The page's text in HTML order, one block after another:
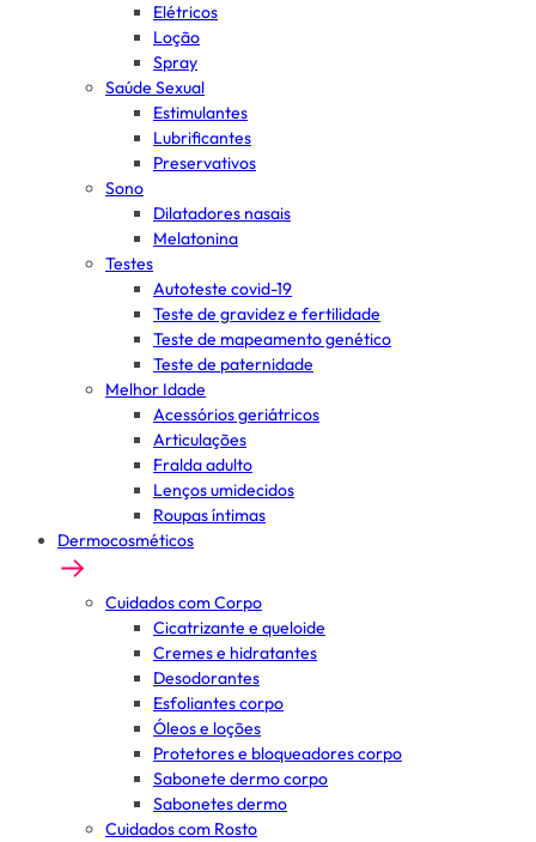
Elétricos
Loção
Spray
Saúde Sexual
Estimulantes
Lubrificantes
Preservativos
Sono
Dilatadores nasais
Melatonina
Testes
Autoteste covid-19
Teste de gravidez e fertilidade
Teste de mapeamento genético
Teste de paternidade
Melhor Idade
Acessórios geriátricos
Articulações
Fralda adulto
Lenços umidecidos
Roupas íntimas
Dermocosméticos
Cuidados com Corpo
Cicatrizante e queloide
Cremes e hidratantes
Desodorantes
Esfoliantes corpo
Óleos e loções
Protetores e bloqueadores corpo
Sabonete dermo corpo
Sabonetes dermo
Cuidados com Rosto